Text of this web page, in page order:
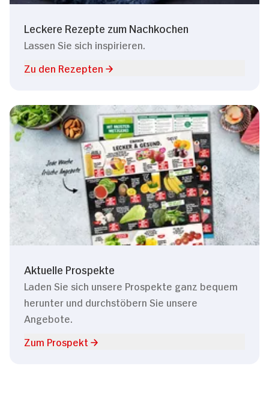
Leckere Rezepte zum Nachkochen
Lassen Sie sich inspirieren.
Zu den Rezepten
Aktuelle Prospekte
Laden Sie sich unsere Prospekte ganz bequem
herunter und durchstöbern Sie unsere
Angebote.
Zum Prospekt